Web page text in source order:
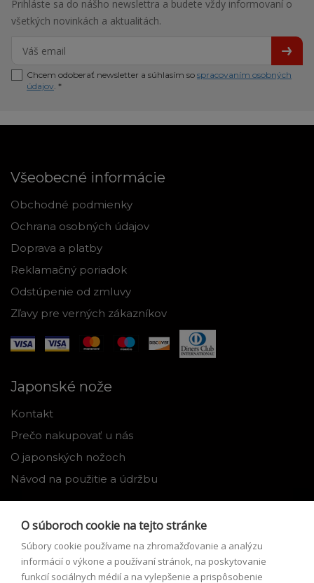
Prihláste sa do nášho newslettra a budete vždy informovaní o
všetkých novinkách a aktualitách.
Chcem odoberať newsletter a súhlasím so spracovaním osobných
údajov . *
Všeobecné informácie
Obchodné podmienky
Ochrana osobných údajov
Doprava a platby
Reklamačný poriadok
Odstúpenie od zmluvy
Zľavy pre verných zákazníkov
Japonské nože
Kontakt
Prečo nakupovať u nás
O japonských nožoch
Návod na použitie a údržbu
Môj profil
Zabudnuté heslo
O súboroch cookie na tejto stránke
Súbory cookie používame na zhromažďovanie a analýzu
informácií o výkone a používaní stránok, na poskytovanie
funkcií sociálnych médií a na vylepšenie a prispôsobenie